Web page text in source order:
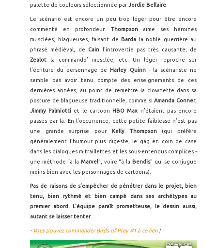
palette de couleurs sélectionnée parJordie Bellaire
Le scénario est encore un peu trop léger pour être encore
commenté en profondeur. Thompson aime ses héroïnes
musclées, blagueuses, faisant de Barda la noble guerrière au
phrasé médiéval, de Cain
l’introvertie pas très causante, de
Zealot la commando’ musclée, etc. Un léger reproche sur
l’écriture du personnage de Harley Quinn - la scénariste ne
semble pas avoir tenu compte des enseignements de ces
dernières années, au point de remettre la clownette dans sa
posture de blagueuse traditionnelle, comme siAmanda Conner,
Jimmy Palmiotti et le cartoon HBO Max n’étaient pas encore
passés par là. En l’occurrence, cette petite faiblesse n’est pas
une grande surprise pour Kelly Thompson(qui préfère
généralement l’humour plus digeste, le gag en coin de case
dans les dialogues mitraillettes et les sous-entendus complices -
une méthode “à la Marvel”, voire “à la Bendis” qui se conjugue
moins bien avec les personnages de cartoons).
Pas de raisons de s’empêcher de pénétrer dans le projet, bien
tenu, bien rythmé et bien campé dans ses archétypes au
premier abord. L’équipe paraît prometteuse, le dessin aussi,
autant se laisser tenter.
- Vous pouvez commander Birds of Prey #1 à ce lien!